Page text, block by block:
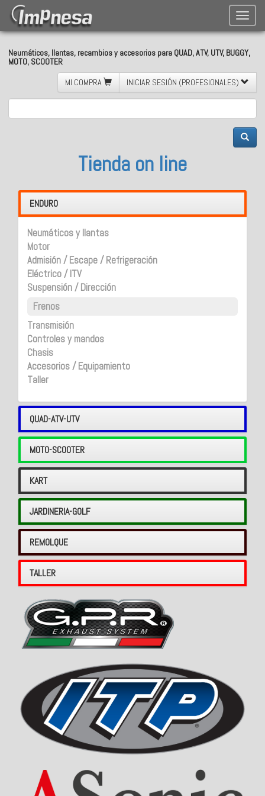
Toggle
Neumáticos, llantas, recambios y accesorios para QUAD, ATV, UTV, BUGGY,
MOTO, SCOOTER
MI COMPRA
INICIAR SESIÓN (PROFESIONALES)
Tienda on line
ENDURO
Neumáticos y llantas
Motor
Admisión / Escape / Refrigeración
Eléctrico / ITV
Suspensión / Dirección
Frenos
Transmisión
Controles y mandos
Chasis
Accesorios / Equipamiento
Taller
QUAD-ATV-UTV
MOTO-SCOOTER
KART
JARDINERIA-GOLF
REMOLQUE
TALLER